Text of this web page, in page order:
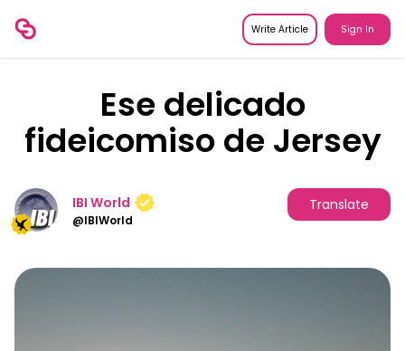
Write Article Sign In
Ese delicado
fideicomiso de Jersey
IBI World
@IBIWorld
Translate